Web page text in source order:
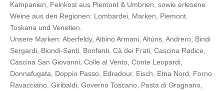
Kampanien, Feinkost aus Piemont & Umbrien, sowie erlesene
Weine aus den Regionen: Lombardei, Marken, Piemont.
Toskana und Venetien.
Unsere Marken: Aberfeldy, Albino Armani, Altùris, Andrero, Bindi
Sergardi, Biondi-Santi, Bonfanti, Cà dei Frati, Cascina Radice,
Cascina San Giovanni, Colle al Vento, Conte Leopardi,
Donnafugata, Doppio Passo, Edradour, Eisch, Etna Nord, Forno
Ravacciano, Giribaldi, Governo Toscano, Pasta di Gragnano,